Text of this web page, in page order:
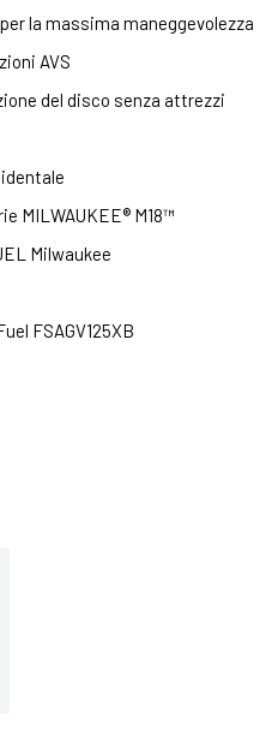
la massima maneggevolezza
AVS
del disco senza attrezzi
MILWAUKEE® M18™
Milwaukee
FSAGV125XB